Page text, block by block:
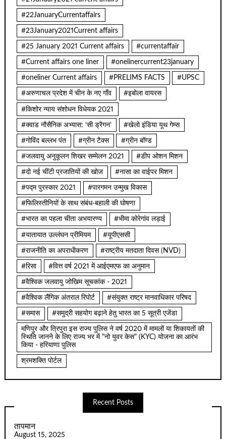
#22JanuaryCurrentaffairs
#23January2021Current affairs
#25 January 2021 Current affairs #currentaffair
#Current affairs one liner #onelinercurrent23january
#oneliner Current affairs #PRELIMS FACTS #UPSC
#अरुणाचल प्रदेश में चीन के नए गाँव #इबोला वायरस
#किशोर न्याय संशोधन विधेयक 2021
#क्वाड नौसैनिक अभ्यास: ‘सी ड्रैगन’ #खेलो इंडिया यूथ गेम्स
#गोविंद बल्लभ पंत #ग्रीन टैक्स #ग्रीन बॉण्ड
#जलवायु अनुकूलन शिखर सम्मेलन 2021 #डीप ओशन मिशन
#दो नई चींटी प्रजातियों की खोज #नासा का वाईपर मिशन
#पद्म पुरस्कार 2021 #पारगमन उन्मुख विकास
#फिलिस्तीनियों के साथ संबंध-बहाली की घोषणा
#भारत का पहला चीता अभयारण्य #भीमा कोरेगांव लड़ाई
#यातायात उल्लंघन प्रीमियम #यूपीएससी
#राजनीति का अपराधीकरण #राष्ट्रीय मतदाता दिवस (NVD)
#रिसा #वित्त वर्ष 2021 में आईएमएफ का अनुमान
#वैश्विक जलवायु जोखिम सूचकांक - 2021
#वैश्विक लैंगिक अंतराल रिपोर्ट #संयुक्त राष्ट्र मानवाधिकार परिषद
#समास #समुद्री सहयोग बढ़ाने हेतु भारत का 5 सूत्री एजेंडा
मणिपुर और त्रिपुरा इस राज्य पुलिस ने वर्ष 2020 में मामलों या शिकायतों की
स्थिति जानने के लिए राज्य भर में "नो युवर केस" (KYC) योजना का आरंभ
किया - हरियाणा पुलिस
श्रमशक्ति पोर्टल
Recent Posts
तापमान
August 15, 2025